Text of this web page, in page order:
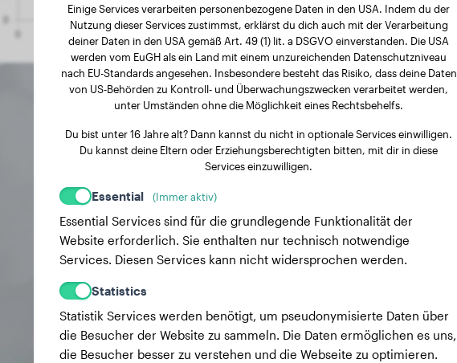
Einige Services verarbeiten personenbezogene Daten in den USA. Indem du der
Nutzung dieser Services zustimmst, erklärst du dich auch mit der Verarbeitung
deiner Daten in den USA gemäß Art. 49 (1) lit. a DSGVO einverstanden. Die USA
werden vom EuGH als ein Land mit einem unzureichenden Datenschutzniveau
nach EU-Standards angesehen. Insbesondere besteht das Risiko, dass deine Daten
von US-Behörden zu Kontroll- und Überwachungszwecken verarbeitet werden,
unter Umständen ohne die Möglichkeit eines Rechtsbehelfs.
Du bist unter 16 Jahre alt? Dann kannst du nicht in optionale Services einwilligen.
Du kannst deine Eltern oder Erziehungsberechtigten bitten, mit dir in diese
Services einzuwilligen.
Essential (Immer aktiv)
Essential Services sind für die grundlegende Funktionalität der
Website erforderlich. Sie enthalten nur technisch notwendige
Services. Diesen Services kann nicht widersprochen werden.
Statistics
Statistik Services werden benötigt, um pseudonymisierte Daten über
die Besucher der Website zu sammeln. Die Daten ermöglichen es uns,
die Besucher besser zu verstehen und die Webseite zu optimieren.